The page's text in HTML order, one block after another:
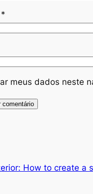
*
meus dados neste
How to create a